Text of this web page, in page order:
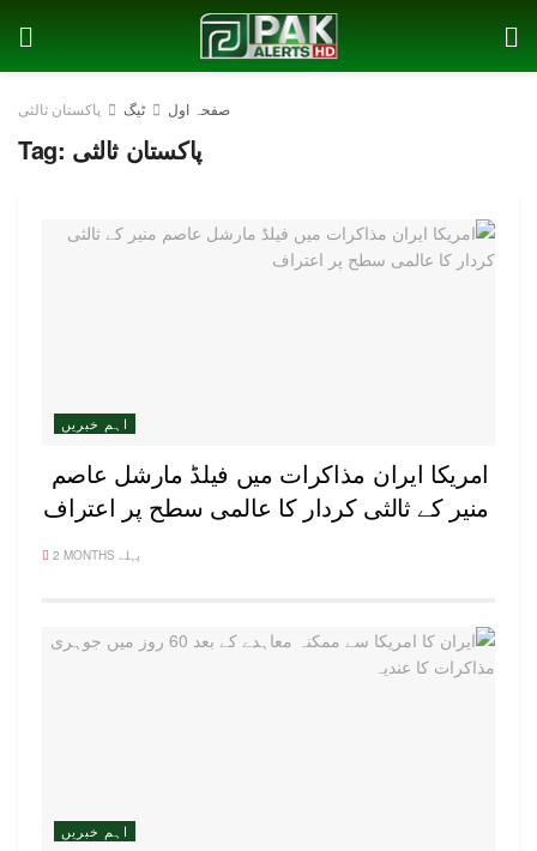
صفحہ اول ٹیگ پاکستان ثالثی
Tag: پاکستان ثالثی
اہم خبریں
امریکا ایران مذاکرات میں فیلڈ مارشل عاصم
منیر کے ثالثی کردار کا عالمی سطح پر اعتراف
2 MONTHS پہلے
اہم خبریں